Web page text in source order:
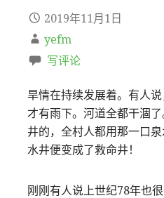
2019年11月1日
yefm
写评论
旱情在持续发展着。有人
才有雨下。河道全都干涸
井的，全村人都用那一口
水井便变成了救命井！
刚刚有人说上世纪78年也